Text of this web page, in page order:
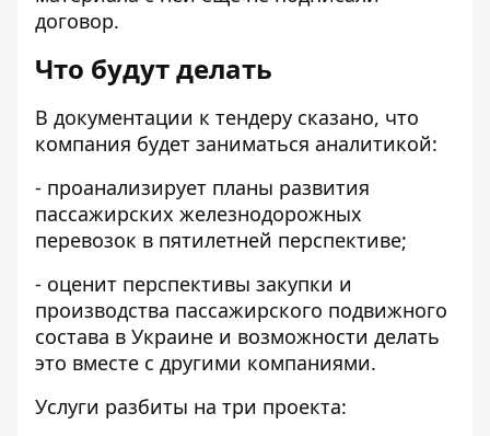
договор.
Что будут делать
В документации к тендеру сказано, что
компания будет заниматься аналитикой:
- проанализирует планы развития
пассажирских железнодорожных
перевозок в пятилетней перспективе;
- оценит перспективы закупки и
производства пассажирского подвижного
состава в Украине и возможности делать
это вместе с другими компаниями.
Услуги разбиты на три проекта: